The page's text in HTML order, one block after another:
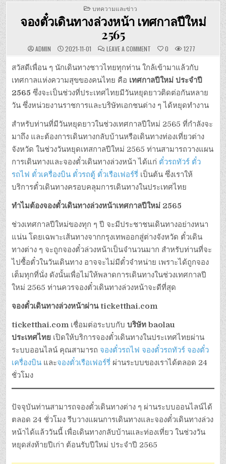
POSTED
IN
บทความและข่าว
จองตั๋วเดินทางล่วงหน้า เทศกาลปีใหม่
2565
ADMIN 2021-11-01 LEAVE A COMMENT
จอง
เดิน
ทาง
ล่วง
หน้า
เทศกาล
ปี
ใหม่
2565
0 1277
สวัสดีเพื่อน ๆ นักเดินทางชาวไทยทุกท่าน ใกล้เข้ามาแล้วกับ
เทศกาลแห่งความสุขของคนไทย คือ เทศกาลปีใหม่ ประจำปี
2565 ซึ่งจะเป็นช่วงที่ประเทศไทยมีวันหยุดยาวติดต่อกันหลาย
วัน ซึ่งหน่วยงานราชการและบริษัทเอกชนต่าง ๆ ได้หยุดทำงาน
สำหรับท่านที่มีวันหยุดยาวในช่วงเทศกาลปีใหม่ 2565 ที่กำลังจะ
มาถึง และต้องการเดินทางกลับบ้านหรือเดินทางท่องเที่ยวต่าง
จังหวัด ในช่วงวันหยุดเทสกาลปีใหม่ 2565 ท่านสามารถวางแผน
การเดินทางและจองตั๋วเดินทางล่วงหน้า ได้แก่ ตั๋วรถทัวร์ ตั๋ว
รถไฟ ตั๋วเครื่องบิน ตั๋วรถตู้ ตั๋วเรือเฟอร์รี่ เป็นต้น ซึ่งเราให้
บริการตั๋วเดินทางครอบคลุมการเดินทางในประเทศไทย
ทำไมต้องจองตั๋วเดินทางล่วงหน้าเทศกาลปีใหม่ 2565
ช่วงเทศกาลปีใหม่ของทุก ๆ ปี จะมีประชาชนเดินทางอย่างหนา
แน่น โดยเฉพาะเส้นทางจากกรุงเทพออกสู่ต่างจังหวัด ตั๋วเดิน
ทางต่าง ๆ จะถูกจองตั๋วล่วงหน้าเป็นจำนวนมาก สำหรับท่านที่จะ
ไปซื้อตั๋วในวันเดินทาง อาจจะไม่มีตั๋วจำหน่าย เพราะได้ถูกจอง
เต็มทุกที่นั่ง ดังนั้นเพื่อไม่ให้พลาดการเดินทางในช่วงเทศกาลปี
ใหม่ 2565 ท่านควรจองตั๋วเดินทางล่วงหน้าจะดีที่สุด
จองตั๋วเดินทางล่วงหน้าผ่าน ticketthai.com
ticketthai.com เชื่อมต่อระบบกับบริษัท baolau
ประเทศไทย เปิดให้บริการจองตั๋วเดินทางในประเทศไทยผ่าน
ระบบออนไลน์ คุณสามารถ จองตั๋วรถไฟ จองตั๋วรถทัวร์ จองตั๋ว
เครื่องบิน และจองตั๋วเรือเฟอร์รี่ ผ่านระบบของเราได้ตลอด 24
ชั่วโมง
ปัจจุบันท่านสามารถจองตั๋วเดินทางต่าง ๆ ผ่านระบบออนไลน์ได้
ตลอด 24 ชั่วโมง รีบวางแผนการเดินทางและจองตั๋วเดินทางล่วง
หน้าได้แล้ววันนี้ เพื่อเดินทางกลับบ้านและท่องเที่ยว ในช่วงวัน
หยุดส่งท้ายปีเก่า ต้อนรับปีใหม่ ประจำปี 2565